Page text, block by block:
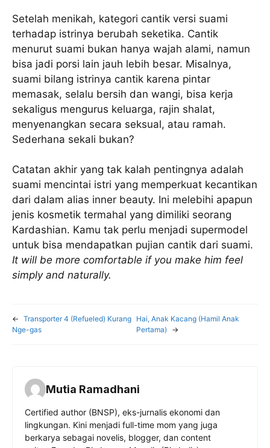
Setelah menikah, kategori cantik versi suami
terhadap istrinya berubah seketika. Cantik
menurut suami bukan hanya wajah alami, namun
bisa jadi porsi lain jauh lebih besar. Misalnya,
suami bilang istrinya cantik karena pintar
memasak, selalu bersih dan wangi, bisa kerja
sekaligus mengurus keluarga, rajin shalat,
menyenangkan secara seksual, atau ramah.
Sederhana sekali bukan?
Catatan akhir yang tak kalah pentingnya adalah
suami mencintai istri yang memperkuat kecantikan
dari dalam alias inner beauty. Ini melebihi apapun
jenis kosmetik termahal yang dimiliki seorang
Kardashian. Kamu tak perlu menjadi supermodel
untuk bisa mendapatkan pujian cantik dari suami.
It will be more comfortable if you make him feel
simply and naturally.
← Transporter 4 (Refueled) Kurang
Nge-gas
Hai, Anak Kacang (Hamil Anak
Pertama)
→
Mutia Ramadhani
Certified author (BNSP), eks-jurnalis ekonomi dan
lingkungan. Kini menjadi full-time mom yang juga
berkarya sebagai novelis, blogger, dan content